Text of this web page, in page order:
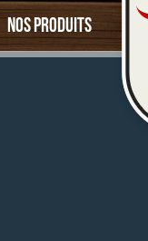
Nos produits